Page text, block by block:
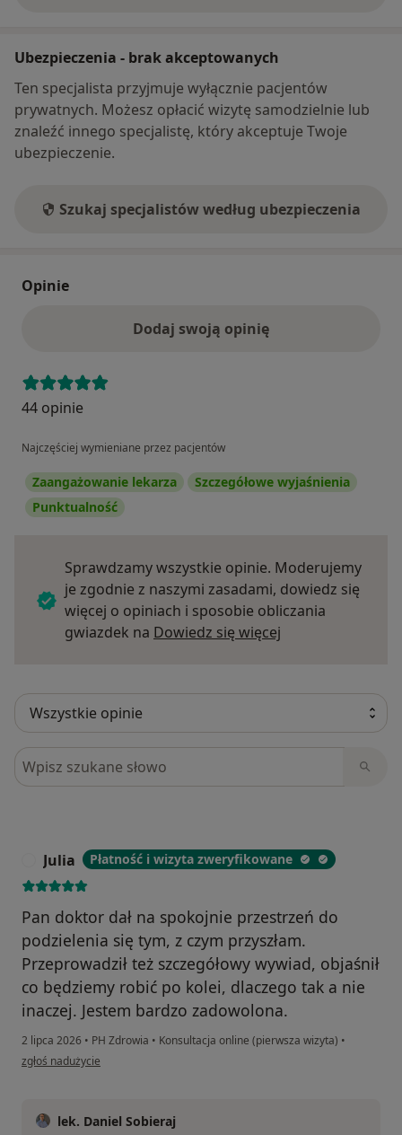
Ubezpieczenia - brak akceptowanych
Ten specjalista przyjmuje wyłącznie pacjentów
prywatnych. Możesz opłacić wizytę samodzielnie lub
znaleźć innego specjalistę, który akceptuje Twoje
ubezpieczenie.
Szukaj specjalistów według ubezpieczenia
Opinie
Dodaj swoją opinię
44 opinie
Najczęściej wymieniane przez pacjentów
Zaangażowanie lekarza
Szczegółowe wyjaśnienia
Punktualność
Sprawdzamy wszystkie opinie. Moderujemy
je zgodnie z naszymi zasadami, dowiedz się
więcej o opiniach i sposobie obliczania
gwiazdek na Dowiedz się więcej
Szukaj w opiniach
Julia Płatność i wizyta zweryfikowane
Pan doktor dał na spokojnie przestrzeń do
podzielenia się tym, z czym przyszłam.
Przeprowadził też szczegółowy wywiad, objaśnił
co będziemy robić po kolei, dlaczego tak a nie
inaczej. Jestem bardzo zadowolona.
2 lipca 2026 • PH Zdrowia • Konsultacja online (pierwsza wizyta) •
w opinii użytkownika Julia
zgłoś nadużycie
lek. Daniel Sobieraj